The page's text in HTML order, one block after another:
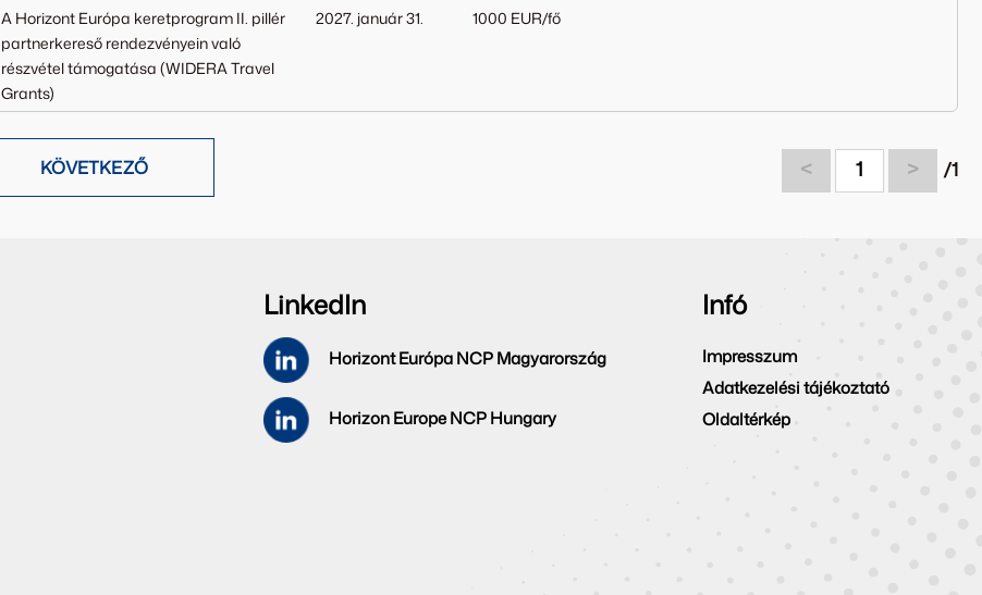
A Horizont Európa keretprogram II. pillér
partnerkereső rendezvényein való
részvétel támogatása (WIDERA Travel
Grants)
2027. január 31. 1000 EUR/fő
< 1 > /1
KÖVETKEZŐ
LinkedIn
Horizont Európa NCP Magyarország
Horizon Europe NCP Hungary
Infó
Impresszum
Adatkezelési tájékoztató
Oldaltérkép